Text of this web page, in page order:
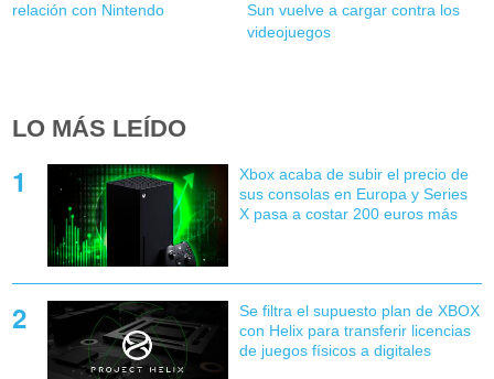
relación con Nintendo
Sun vuelve a cargar contra los
videojuegos
LO MÁS LEÍDO
Xbox acaba de subir el precio de
sus consolas en Europa y Series
X pasa a costar 200 euros más
Se filtra el supuesto plan de XBOX
con Helix para transferir licencias
de juegos físicos a digitales